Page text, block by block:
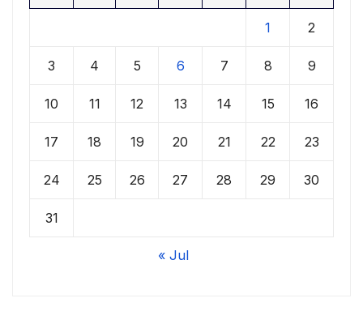
1 2
3 4 5 6 7 8 9
10 11 12 13 14 15 16
17 18 19 20 21 22 23
24 25 26 27 28 29 30
31
« Jul